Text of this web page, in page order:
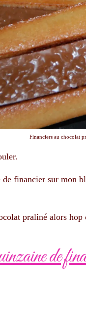
Financiers au chocolat
financier sur mon
praliné alors
de